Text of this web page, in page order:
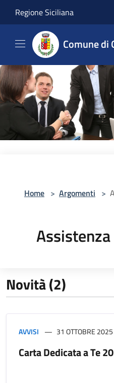
Regione Siciliana
Comune di
Home > Argomenti >
Novità (2)
AVVISI 31 OTTOBRE 2025
Carta Dedicata a Te